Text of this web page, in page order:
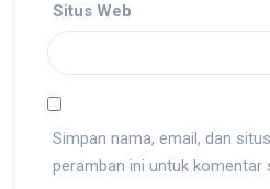
Situs Web
Simpan nama, email, dan
peramban ini untuk komentar